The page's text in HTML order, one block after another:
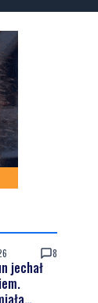
8
jechał